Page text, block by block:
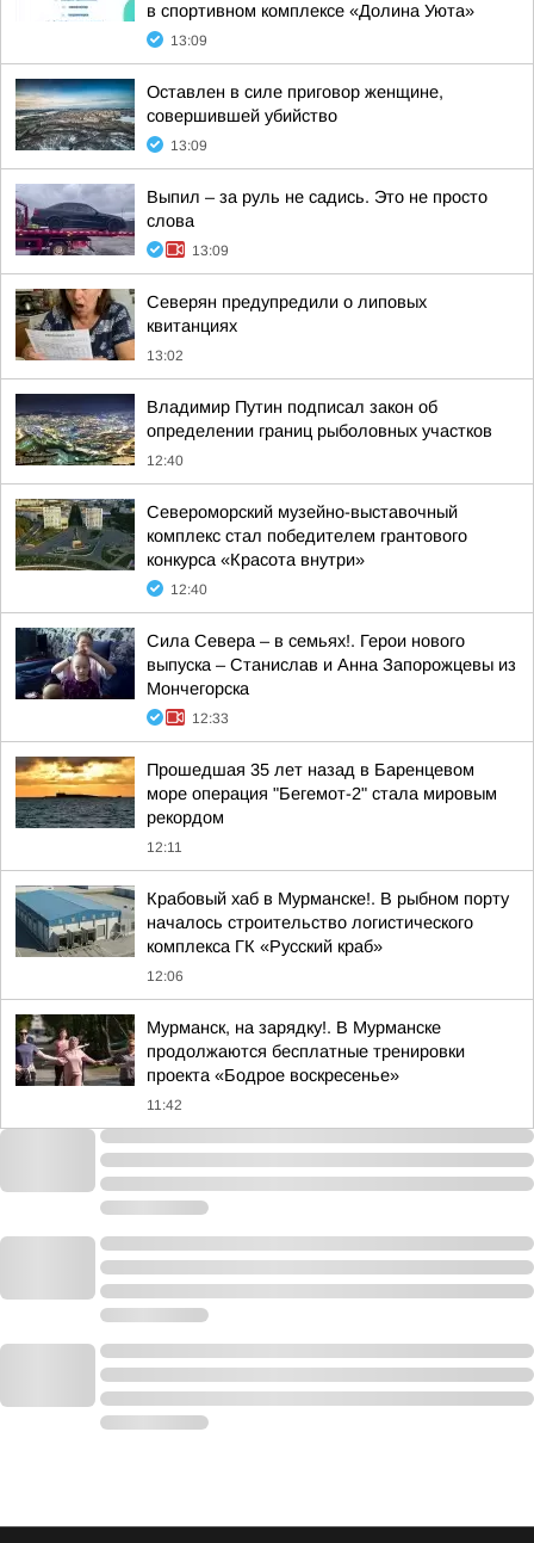
в спортивном комплексе «Долина Уюта»
13:09
Оставлен в силе приговор женщине,
совершившей убийство
13:09
Выпил – за руль не садись. Это не просто
слова
13:09
Северян предупредили о липовых
квитанциях
13:02
Владимир Путин подписал закон об
определении границ рыболовных участков
12:40
Североморский музейно-выставочный
комплекс стал победителем грантового
конкурса «Красота внутри»
12:40
Сила Севера – в семьях!. Герои нового
выпуска – Станислав и Анна Запорожцевы из
Мончегорска
12:33
Прошедшая 35 лет назад в Баренцевом
море операция "Бегемот-2" стала мировым
рекордом
12:11
Крабовый хаб в Мурманске!. В рыбном порту
началось строительство логистического
комплекса ГК «Русский краб»
12:06
Мурманск, на зарядку!. В Мурманске
продолжаются бесплатные тренировки
проекта «Бодрое воскресенье»
11:42